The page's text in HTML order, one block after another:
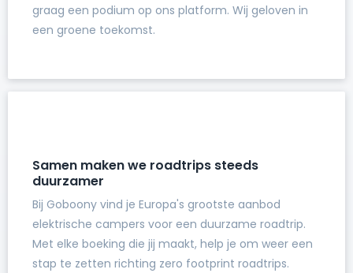
graag een podium op ons platform. Wij geloven in
een groene toekomst.
Samen maken we roadtrips steeds
duurzamer
Bij Goboony vind je Europa's grootste aanbod
elektrische campers voor een duurzame roadtrip.
Met elke boeking die jij maakt, help je om weer een
stap te zetten richting zero footprint roadtrips.